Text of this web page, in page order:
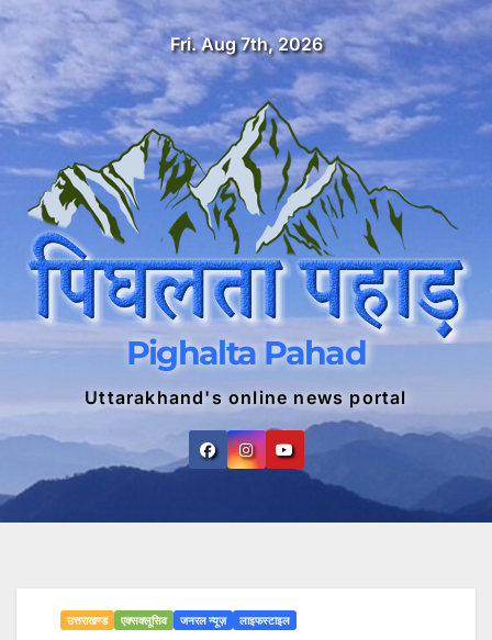
Skip
content
Fri. Aug 7th, 2026
Pighalta Pahad
Uttarakhand's online news portal
उत्तराखण्ड एक्सक्लूसिव जनरल न्यूज़ लाइफस्टाइल